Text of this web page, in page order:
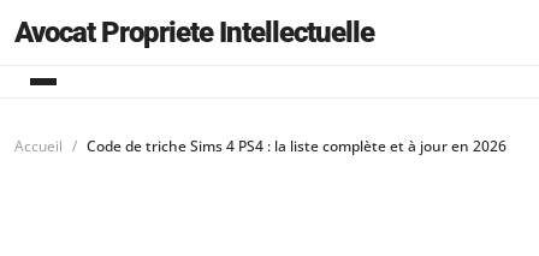
Avocat Propriete Intellectuelle
Accueil Code de triche Sims 4 PS4 : la liste complète et à jour en 2026